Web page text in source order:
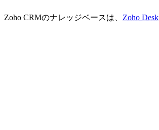
Zoho CRMのナレッジベースは、 Zoho Desk